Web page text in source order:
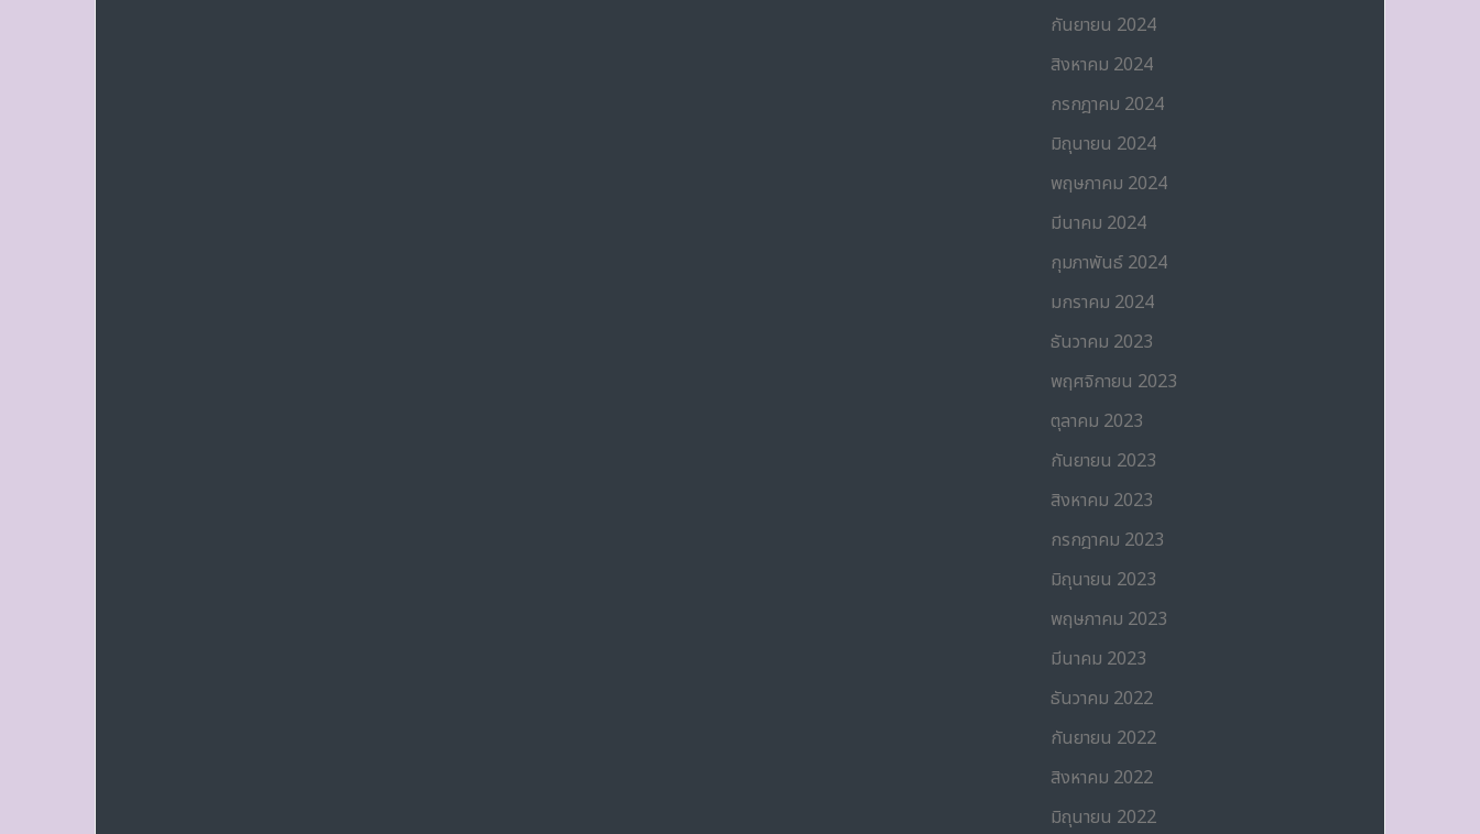
กันยายน 2024
สิงหาคม 2024
กรกฎาคม 2024
มิถุนายน 2024
พฤษภาคม 2024
มีนาคม 2024
กุมภาพันธ์ 2024
มกราคม 2024
ธันวาคม 2023
พฤศจิกายน 2023
ตุลาคม 2023
กันยายน 2023
สิงหาคม 2023
กรกฎาคม 2023
มิถุนายน 2023
พฤษภาคม 2023
มีนาคม 2023
ธันวาคม 2022
กันยายน 2022
สิงหาคม 2022
มิถุนายน 2022